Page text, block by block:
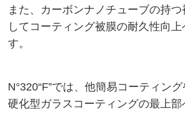
また、カーボンナノチューブの持つ
してコーティング被膜の耐久性向上
す。
N°320“F”では、他簡易コーティン
硬化型ガラスコーティングの最上部